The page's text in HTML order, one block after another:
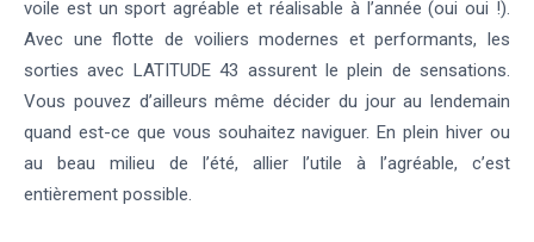
voile est un sport agréable et réalisable à l’année (oui oui !).
Avec une flotte de voiliers modernes et performants, les
sorties avec LATITUDE 43 assurent le plein de sensations.
Vous pouvez d’ailleurs même décider du jour au lendemain
quand est-ce que vous souhaitez naviguer. En plein hiver ou
au beau milieu de l’été, allier l’utile à l’agréable, c’est
entièrement possible.